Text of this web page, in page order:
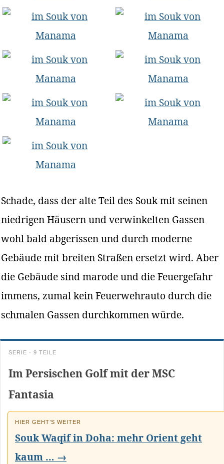
Schade, dass der alte Teil des Souk mit seinen
niedrigen Häusern und verwinkelten Gassen
wohl bald abgerissen und durch moderne
Gebäude mit breiten Straßen ersetzt wird. Aber
die Gebäude sind marode und die Feuergefahr
immens, zumal kein Feuerwehrauto durch die
schmalen Gassen durchkommen würde.
SERIE · 9 TEILE
Im Persischen Golf mit der MSC
Fantasia
HIER GEHT’S WEITER
Souk Waqif in Doha: mehr Orient geht
kaum … →